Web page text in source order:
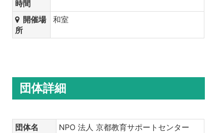
時間
開催場
所
和室
団体詳細
団体名
NPO 法人 京都教育サポートセンター